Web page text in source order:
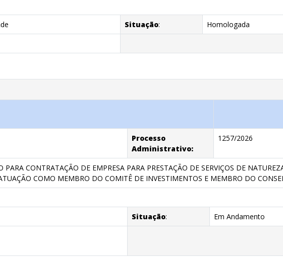
Situação:
Homologada
Processo
Administrativo:
1257/2026
PARA CONTRATAÇÃO DE EMPRESA PARA PRESTAÇÃO DE SERVIÇOS DE
COMO MEMBRO DO COMITÊ DE INVESTIMENTOS E MEMBRO DO
Situação:
Em Andamento